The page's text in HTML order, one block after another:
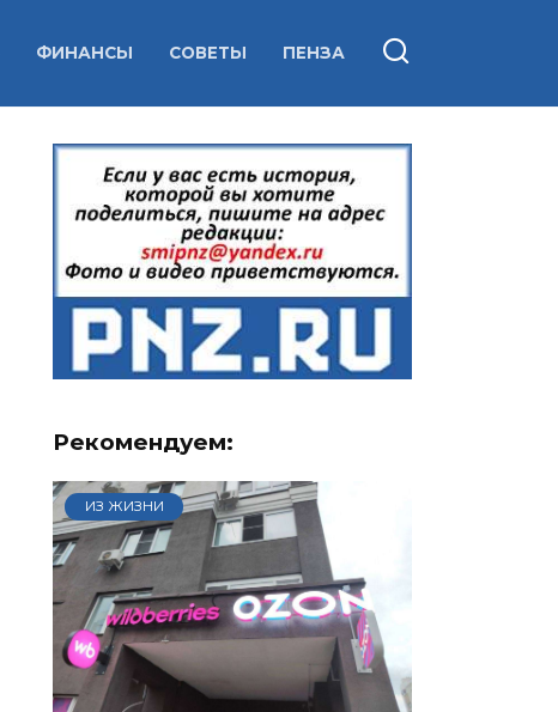
ФИНАНСЫ СОВЕТЫ ПЕНЗА
Рекомендуем:
ИЗ ЖИЗНИ